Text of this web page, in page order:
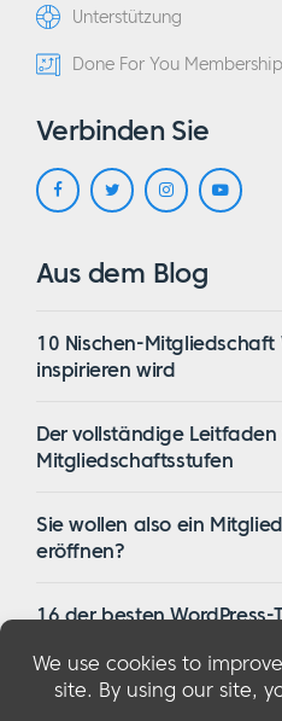
Unterstützung
Done For You
Verbinden Sie
Aus dem Blog
10 Nischen-Mitgliedschaft
inspirieren wird
Der vollständige
Mitgliedschaftsstufen
Sie wollen also ein
eröffnen?
16 der besten WordPress-